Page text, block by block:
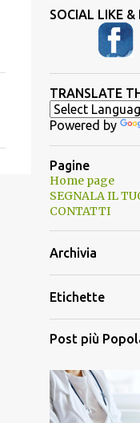
SOCIAL LIKE
TRANSLATE
Powered by
Pagine
Home page
SEGNALA IL
CONTATTI
Archivia
Etichette
Post più